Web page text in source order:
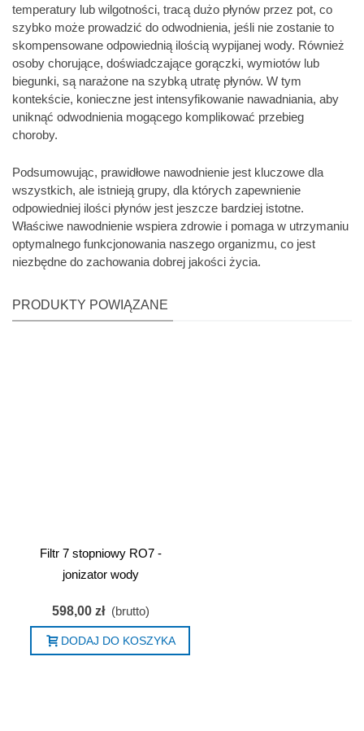
temperatury lub wilgotności, tracą dużo płynów przez pot, co
szybko może prowadzić do odwodnienia, jeśli nie zostanie to
skompensowane odpowiednią ilością wypijanej wody. Również
osoby chorujące, doświadczające gorączki, wymiotów lub
biegunki, są narażone na szybką utratę płynów. W tym
kontekście, konieczne jest intensyfikowanie nawadniania, aby
uniknąć odwodnienia mogącego komplikować przebieg
choroby.
Podsumowując, prawidłowe nawodnienie jest kluczowe dla
wszystkich, ale istnieją grupy, dla których zapewnienie
odpowiedniej ilości płynów jest jeszcze bardziej istotne.
Właściwe nawodnienie wspiera zdrowie i pomaga w utrzymaniu
optymalnego funkcjonowania naszego organizmu, co jest
niezbędne do zachowania dobrej jakości życia.
PRODUKTY POWIĄZANE
Filtr 7 stopniowy RO7 -
jonizator wody
598,00 zł (brutto)
DODAJ DO KOSZYKA